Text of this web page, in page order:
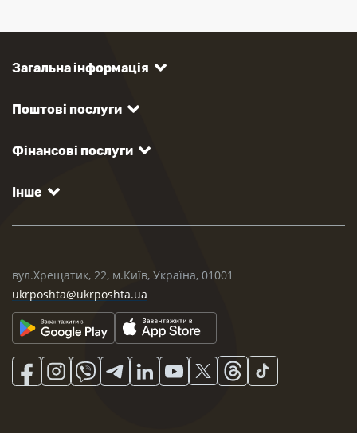
Загальна інформація
Поштові послуги
Фінансові послуги
Інше
вул.Хрещатик, 22, м.Київ, Україна, 01001
ukrposhta@ukrposhta.ua